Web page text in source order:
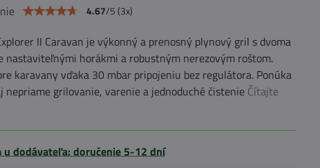
4.67/5(3x)
II Caravan je výkonný a prenosný plynový gril s dvoma
nastaviteľnými horákmi a robustným nerezovým roštom.
karavany vďaka 30 mbar pripojeniu bez regulátora. Ponúka
nepriame grilovanie, varenie a jednoduché čistenie Čítajte
u dodávateľa: doručenie 5-12 dní